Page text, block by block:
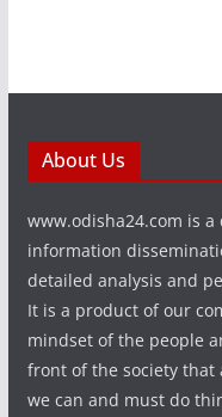
About Us
www.odisha24.com is
information
detailed analysis and
It is a product of our
mindset of the people
front of the society that
we can and must do